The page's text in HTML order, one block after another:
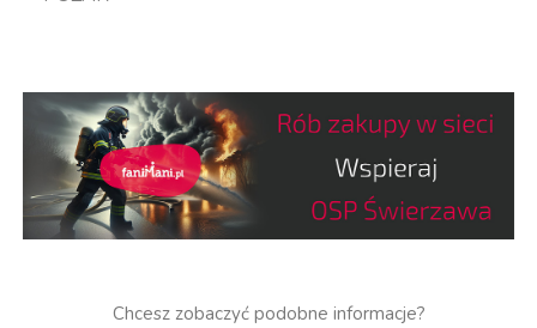
Chcesz zobaczyć podobne informacje?